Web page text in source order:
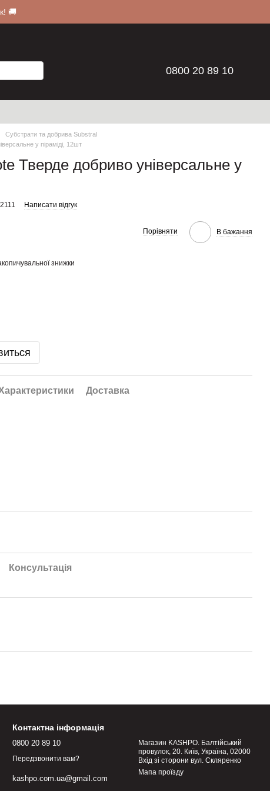
🚚
0800 20 89 10
Субстрати та добрива Substral
у піраміді, 12шт
Тверде добриво універсальне у
Написати відгук
Порівняти В бажання
знижки
Доставка
Консультація
Контактна інформація
0800 20 89 10
Передзвонити вам?
kashpo.com.ua@gmail.com
Магазин KASHPO. Балтійський
провулок, 20. Київ, Україна, 02000
Вхід зі сторони вул. Скляренко
Мапа проїзду